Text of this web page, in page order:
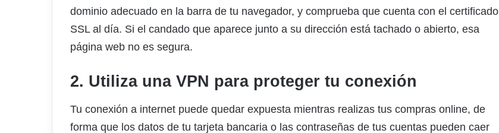
dominio adecuado en la barra de tu navegador, y comprueba que cuenta con el certificado
SSL al día. Si el candado que aparece junto a su dirección está tachado o abierto, esa
página web no es segura.
2. Utiliza una VPN para proteger tu conexión
Tu conexión a internet puede quedar expuesta mientras realizas tus compras online, de
forma que los datos de tu tarjeta bancaria o las contraseñas de tus cuentas pueden caer